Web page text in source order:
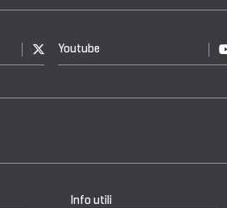
Youtube
Info utili